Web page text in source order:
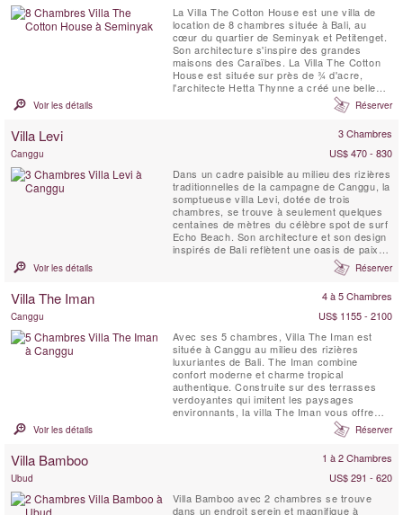
La Villa The Cotton House est une villa de
location de 8 chambres située à Bali, au
cœur du quartier de Seminyak et Petitenget.
Son architecture s'inspire des grandes
maisons des Caraïbes. La Villa The Cotton
House est située sur près de ¾ d'acre,
l'architecte Hetta Thynne a créé une belle
combinaison d'espaces de divertissement,
de détente et d'hébergement. La Villa peut
famille et d'amis et son vaste espace de
Voir les détails Réserver
Villa Levi 3 Chambres
Canggu
US$ 470 - 830
Dans un cadre paisible au milieu des rizières
traditionnelles de la campagne de Canggu, la
somptueuse villa Levi, dotée de trois
chambres, se trouve à seulement quelques
centaines de mètres du célèbre spot de surf
Echo Beach. Son architecture et son design
inspirés de Bali reflètent une oasis de paix et
d’harmonie, tout en témoignant d’un profond
respect pour l’environnement naturel grâce à
Voir les détails Réserver
Villa The Iman 4 à 5 Chambres
Canggu
US$ 1155 - 2100
Avec ses 5 chambres, Villa The Iman est
située à Canggu au milieu des rizières
luxuriantes de Bali. The Iman combine
confort moderne et charme tropical
authentique. Construite sur des terrasses
verdoyantes qui imitent les paysages
environnants, la villa The Iman vous offre
une sensation d’harmonie totale avec la
nature tout en vous procurant un confort
équipements modernes figurent Apple TV,
écrans plasma géants et installations design
Voir les détails Réserver
Villa Bamboo 1 à 2 Chambres
Ubud
US$ 291 - 620
Villa Bamboo avec 2 chambres se trouve
dans un endroit serein et magnifique à